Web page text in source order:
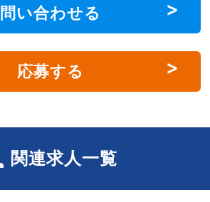
問い合わせる
応募する
関連求人一覧